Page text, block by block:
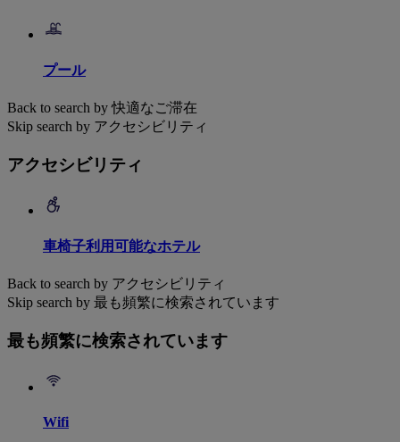
プール
Back to search by 快適なご滞在
Skip search by アクセシビリティ
アクセシビリティ
車椅子利用可能なホテル
Back to search by アクセシビリティ
Skip search by 最も頻繁に検索されています
最も頻繁に検索されています
Wifi